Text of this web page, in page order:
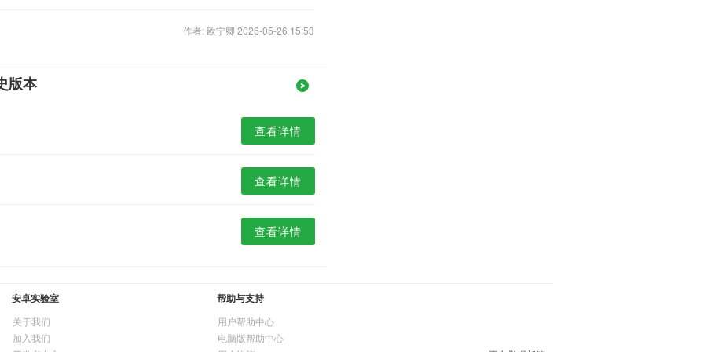
作者: 欧宁卿 2026-05-26 15:53
版本
查看详情
查看详情
查看详情
安卓实验室
关于我们
加入我们
帮助与支持
用户帮助中心
电脑版帮助中心